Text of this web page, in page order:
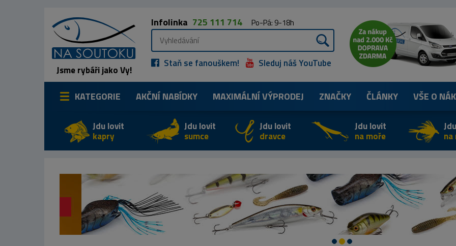
Jsme rybáři jako Vy!
Infolinka 725 111 714 Po-Pá: 9-18h
Staň se fanouškem! Sleduj náš YouTube
KATEGORIE AKČNÍ NABÍDKY MAXIMÁLNÍVÝPRODEJ ZNAČKY ČLÁNKY VŠE O
Jdu lovit
kapry
Jdu lovit
sumce
Jdu lovit
dravce
Jdu lovit
na moře na